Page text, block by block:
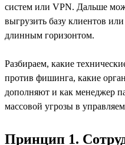
систем или VPN. Дальше
выгрузить базу клиентов
длинным горизонтом.
Разбираем, какие
против фишинга, какие
дополняют и как менеджер
массовой угрозы в
Принцип 1.